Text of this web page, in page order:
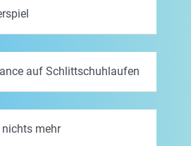
auf Schlittschuhlaufen
mehr